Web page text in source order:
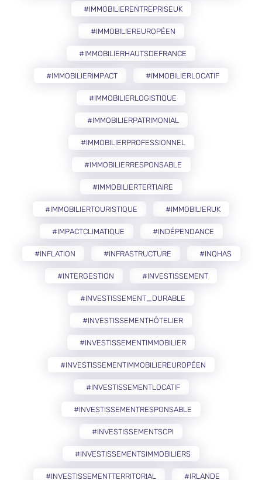
#IMMOBILIERENTREPRISEUK
#IMMOBILIEREUROPÉEN
#IMMOBILIERHAUTSDEFRANCE
#IMMOBILIERIMPACT #IMMOBILIERLOCATIF
#IMMOBILIERLOGISTIQUE
#IMMOBILIERPATRIMONIAL
#IMMOBILIERPROFESSIONNEL
#IMMOBILIERRESPONSABLE
#IMMOBILIERTERTIAIRE
#IMMOBILIERTOURISTIQUE #IMMOBILIERUK
#IMPACTCLIMATIQUE #INDÉPENDANCE
#INFLATION #INFRASTRUCTURE #INQHAS
#INTERGESTION #INVESTISSEMENT
#INVESTISSEMENT_DURABLE
#INVESTISSEMENTHÔTELIER
#INVESTISSEMENTIMMOBILIER
#INVESTISSEMENTIMMOBILIEREUROPÉEN
#INVESTISSEMENTLOCATIF
#INVESTISSEMENTRESPONSABLE
#INVESTISSEMENTSCPI
#INVESTISSEMENTSIMMOBILIERS
#INVESTISSEMENTTERRITORIAL #IRLANDE